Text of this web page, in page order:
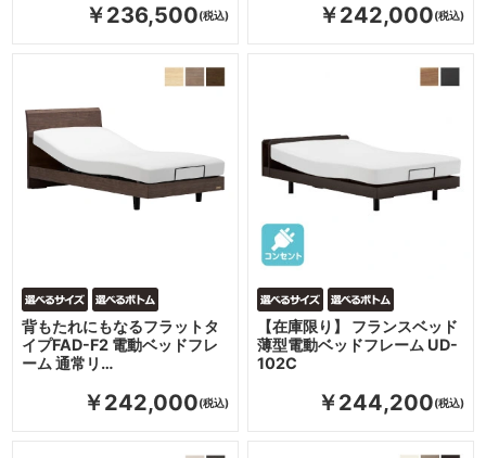
￥236,500 ￥242,000
背もたれにもなるフラットタ
イプFAD-F2 電動ベッドフレ
ーム 通常リ…
￥242,000
【在庫限り】 フランスベッド
薄型電動ベッドフレーム UD-
102C
￥244,200